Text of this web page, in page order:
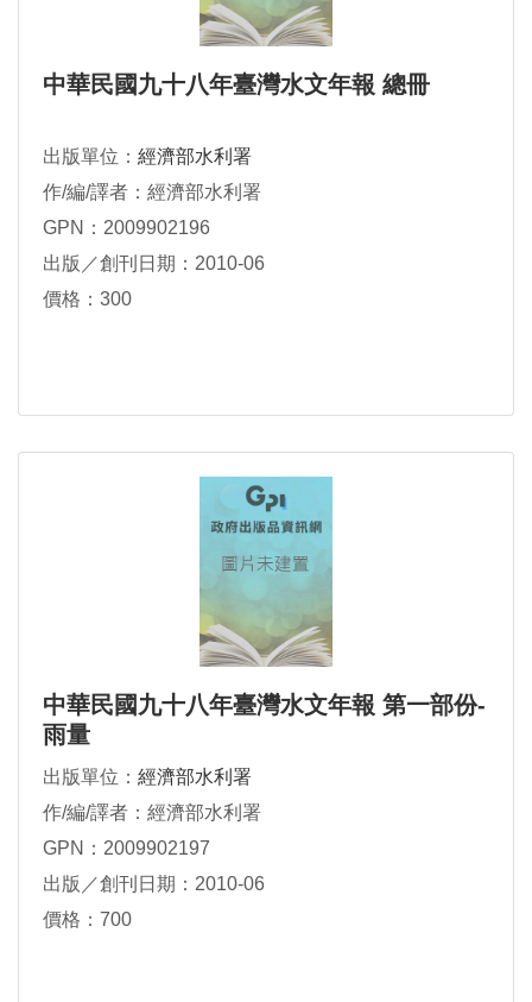
中華民國九十八年臺灣水文年報 總冊
出版單位： 經濟部水利署
作/編/譯者：經濟部水利署
GPN：2009902196
出版／創刊日期：2010-06
價格：300
中華民國九十八年臺灣水文年報 第一部份-
雨量
出版單位： 經濟部水利署
作/編/譯者：經濟部水利署
GPN：2009902197
出版／創刊日期：2010-06
價格：700